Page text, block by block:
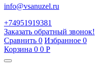
info@vsanuzel.ru
+74951919381
Заказать обратный звонок!
Сравнить 0 Избранное 0
Корзина 0 0 Р